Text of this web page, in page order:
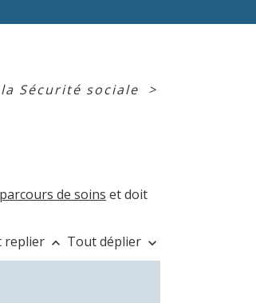
Sécurité sociale
>
parcours de soins et doit
replier keyboard_arrow_up Tout déplier keyboard_arrow_down